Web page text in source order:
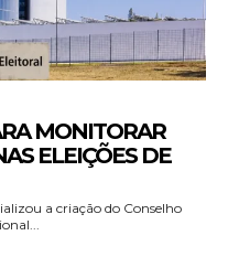
MONITORAR
ELEIÇÕES DE
a criação do Conselho